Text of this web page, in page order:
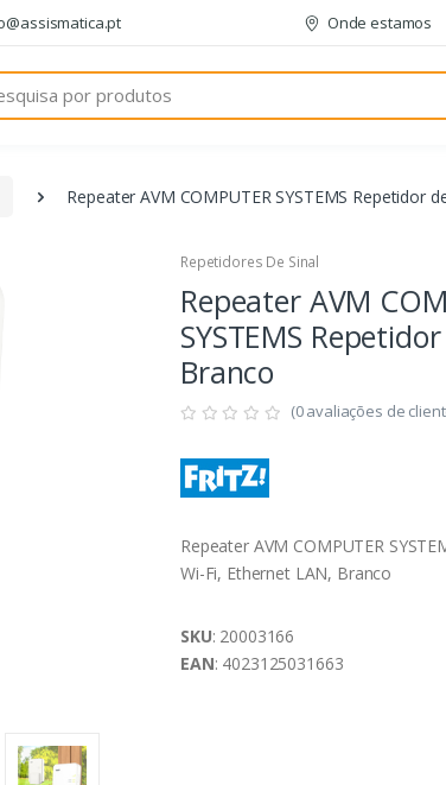
Onde estamos
Repeater AVM COMPUTER SYSTEMS Repetidor
Repetidores De Sinal
Repeater AVM
SYSTEMS
Branco
(0 avaliações de
Repeater AVM COMPUTER
Wi-Fi, Ethernet LAN, Branco
SKU: 20003166
EAN: 4023125031663